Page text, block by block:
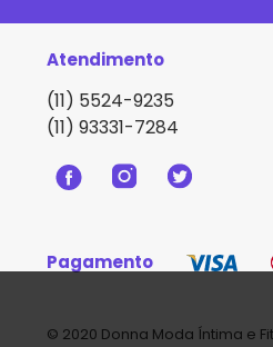
Atendimento
(11) 5524-9235
(11) 93331-7284
Pagamento
© 2020 Donna Moda Íntima e